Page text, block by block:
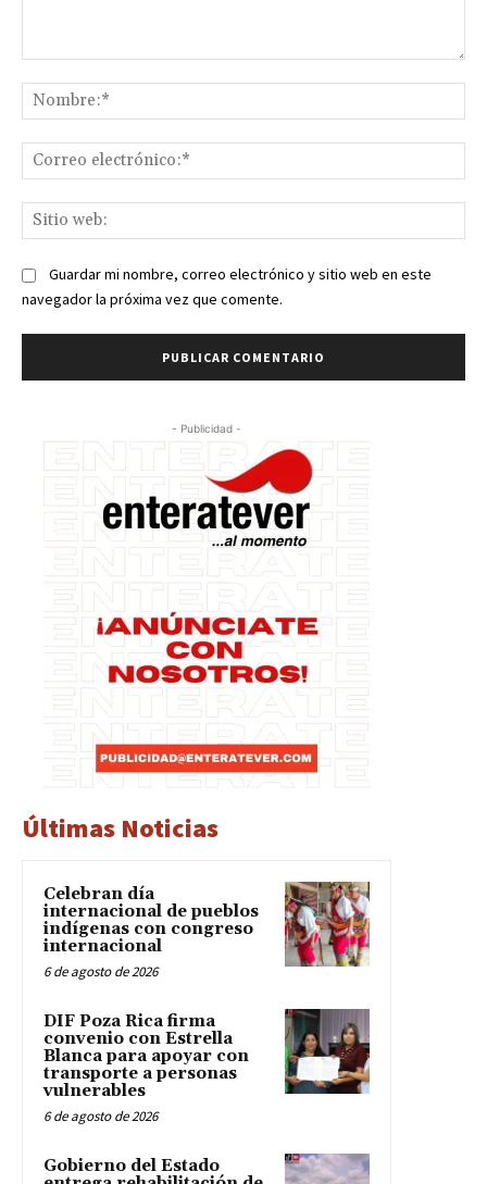
Guardar mi nombre, correo electrónico y sitio web en este
navegador la próxima vez que comente.
- Publicidad -
Últimas Noticias
Celebran día
internacional de pueblos
indígenas con congreso
internacional
6 de agosto de 2026
DIF Poza Rica firma
convenio con Estrella
Blanca para apoyar con
transporte a personas
vulnerables
6 de agosto de 2026
Gobierno del Estado